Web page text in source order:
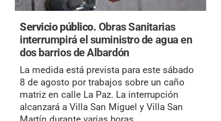
Servicio público. Obras Sanitarias
interrumpirá el suministro de agua en
dos barrios de Albardón
La medida está prevista para este sábado
8 de agosto por trabajos sobre un caño
matriz en calle La Paz. La interrupción
alcanzará a Villa San Miguel y Villa San